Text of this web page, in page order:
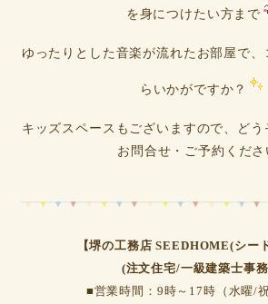
を身につけたい方まで
ゆったりとした音楽が流れたお部屋で
らいかがですか？
キッズスペースもございますので、どう
お問合せ・ご予約くだ
【堺の工務店 SEEDHOME(シー
(注文住宅/一級建築士事
■営業時間：9時～17時（水曜/祝